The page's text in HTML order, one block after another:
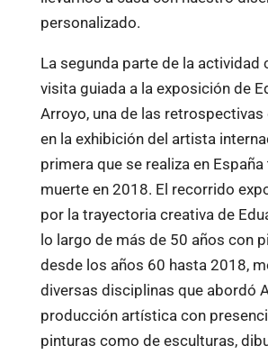
personalizado.
La segunda parte de la actividad
visita guiada a la exposición de
Arroyo, una de las retrospectivas
en la exhibición del artista
primera que se realiza en
muerte en 2018. El recorrido
por la trayectoria creativa de
lo largo de más de 50 años con
desde los años 60 hasta 2018,
diversas disciplinas que abordó
producción artística con
pinturas como de esculturas,